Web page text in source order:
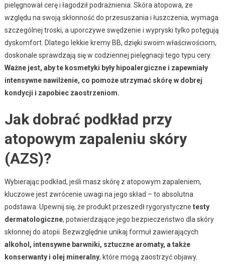
pielęgnował cerę i łagodził podrażnienia. Skóra atopowa, ze
względu na swoją skłonność do przesuszania i łuszczenia, wymaga
szczególnej troski, a uporczywe swędzenie i wypryski tylko potęgują
dyskomfort. Dlatego lekkie kremy BB, dzięki swoim właściwościom,
doskonale sprawdzają się w codziennej pielęgnacji tego typu cery.
Ważne jest, aby te kosmetyki były hipoalergiczne i zapewniały
intensywne nawilżenie, co pomoże utrzymać skórę w dobrej
kondycji i zapobiec zaostrzeniom.
Jak dobrać podkład przy
atopowym zapaleniu skóry
(AZS)?
Wybierając podkład, jeśli masz skórę z atopowym zapaleniem,
kluczowe jest zwrócenie uwagi na jego skład – to absolutna
podstawa. Upewnij się, że produkt przeszedł rygorystyczne testy
dermatologiczne, potwierdzające jego bezpieczeństwo dla skóry
skłonnej do atopii. Bezwzględnie unikaj formuł zawierających
alkohol, intensywne barwniki, sztuczne aromaty, a także
konserwanty i olej mineralny, które mogą zaostrzyć objawy.